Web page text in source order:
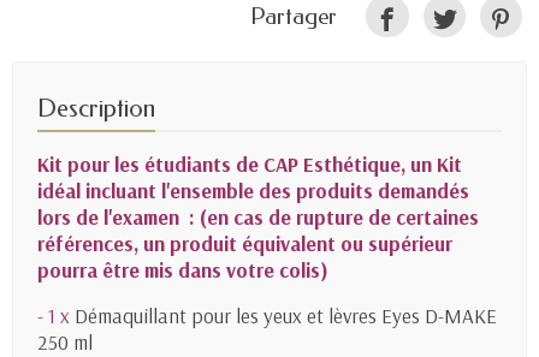
Partager
Description
Kit pour les étudiants de CAP Esthétique, un Kit
idéal incluant l'ensemble des produits demandés
lors de l'examen : (en cas de rupture de certaines
références, un produit équivalent ou supérieur
pourra être mis dans votre colis)
- 1 x Démaquillant pour les yeux et lèvres Eyes D-MAKE
250 ml